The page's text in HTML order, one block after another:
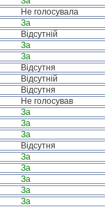
Не голосувала
За
Відсутній
За
За
Відсутня
Відсутній
Відсутня
Не голосував
За
За
За
Відсутня
За
За
За
За
За